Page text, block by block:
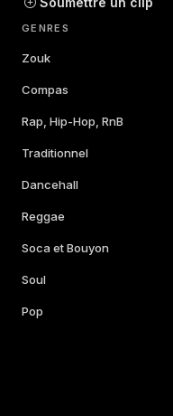
GENRES
Zouk
Compas
Rap, Hip-Hop, RnB
Traditionnel
Dancehall
Reggae
Soca et Bouyon
Soul
Pop